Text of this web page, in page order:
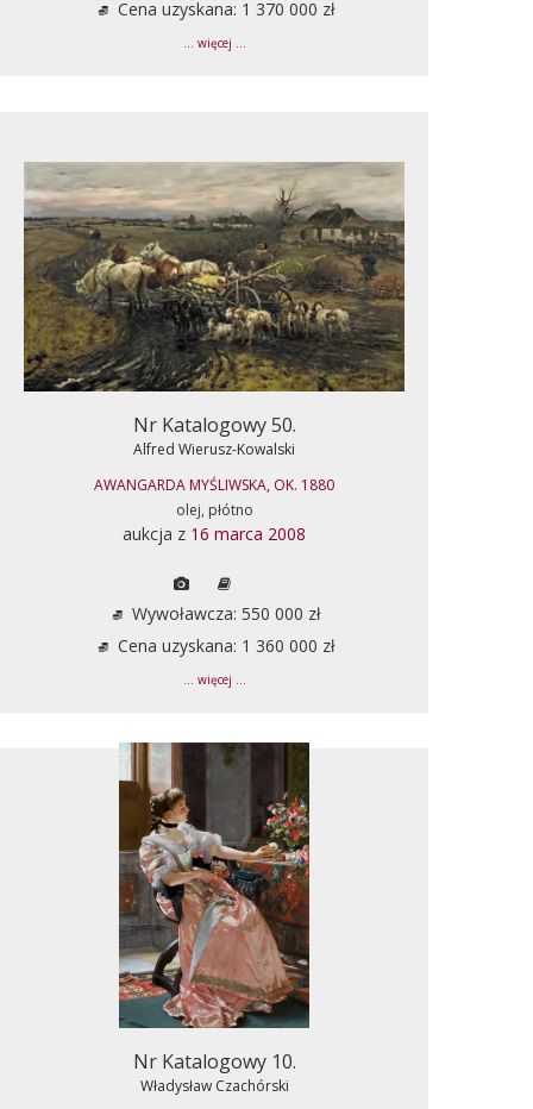
Cena uzyskana: 1 370 000 zł
... więcej ...
Nr Katalogowy 50.
Alfred Wierusz-Kowalski
AWANGARDA MYŚLIWSKA, OK. 1880
olej, płótno
aukcja z 16 marca 2008
Wywoławcza: 550 000 zł
Cena uzyskana: 1 360 000 zł
... więcej ...
Nr Katalogowy 10.
Władysław Czachórski